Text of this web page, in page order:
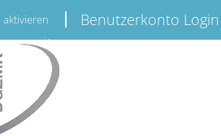
Benutzerkonto Login